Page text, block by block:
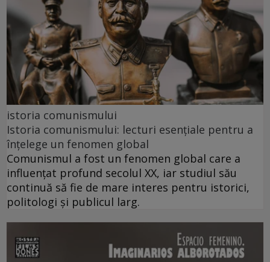
istoria comunismului
Istoria comunismului: lecturi esențiale pentru a
înțelege un fenomen global
Comunismul a fost un fenomen global care a
influențat profund secolul XX, iar studiul său
continuă să fie de mare interes pentru istorici,
politologi și publicul larg.